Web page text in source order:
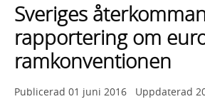
med
sökförslag
Sveriges
rapportering om
ramkonventionen
Publicerad 01 juni 2016 Uppdaterad